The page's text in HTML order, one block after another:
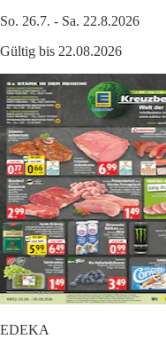
So. 26.7. - Sa. 22.8.2026
Gültig bis 22.08.2026
EDEKA